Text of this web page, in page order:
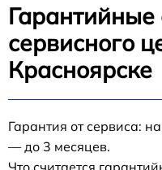
Гарантийные
сервисного
Красноярске
Гарантия от сервиса:
— до 3 месяцев.